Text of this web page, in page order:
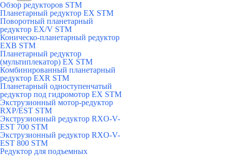
Обзор редукторов STM
Планетарный редуктор ЕХ STM
Поворотный планетарный
редуктор EX/V STM
Коническо-планетарный редуктор
ЕХВ STM
Планетарный редуктор
(мультиплекатор) ЕХ STM
Комбинированный планетарный
редуктор ЕХR STM
Планетарный одноступенчатый
редуктор под гидромотор ЕХ STM
Экструзионный мотор-редуктор
RXP/EST STM
Экструзионный редуктор RXO-V-
EST 700 STM
Экструзионный редуктор RXO-V-
EST 800 STM
Редуктор для подъемных